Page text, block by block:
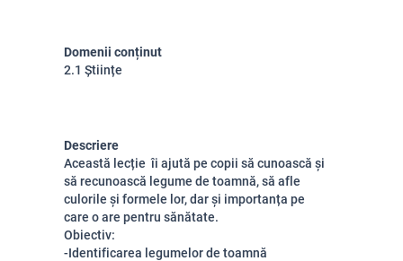
Domenii conținut
2.1 Științe
Descriere
Această lecție îi ajută pe copii să cunoască și
să recunoască legume de toamnă, să afle
culorile și formele lor, dar și importanța pe
care o are pentru sănătate.
Obiectiv:
-Identificarea legumelor de toamnă